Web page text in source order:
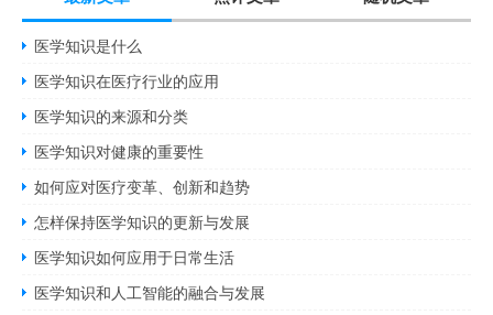
医学知识是什么
医学知识在医疗行业的应用
医学知识的来源和分类
医学知识对健康的重要性
如何应对医疗变革、创新和趋势
怎样保持医学知识的更新与发展
医学知识如何应用于日常生活
医学知识和人工智能的融合与发展